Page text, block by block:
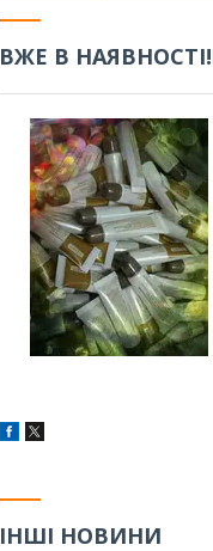
ВЖЕ В
ІНШІ НОВИНИ